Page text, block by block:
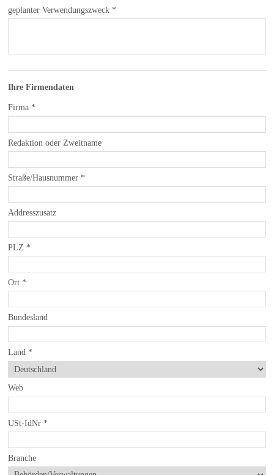
geplanter Verwendungszweck *
Ihre Firmendaten
Firma *
Redaktion oder Zweitname
Straße/Hausnummer *
Addresszusatz
PLZ *
Ort *
Bundesland
Land *
Web
USt-IdNr *
Branche